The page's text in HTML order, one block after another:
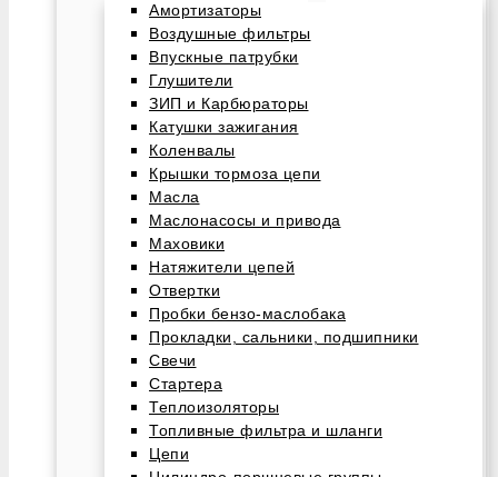
Амортизаторы
Воздушные фильтры
Впускные патрубки
Глушители
ЗИП и Карбюраторы
Катушки зажигания
Коленвалы
Крышки тормоза цепи
Масла
Маслонасосы и привода
Маховики
Натяжители цепей
Отвертки
Пробки бензо-маслобака
Прокладки, сальники, подшипники
Свечи
Стартера
Теплоизоляторы
Топливные фильтра и шланги
Цепи